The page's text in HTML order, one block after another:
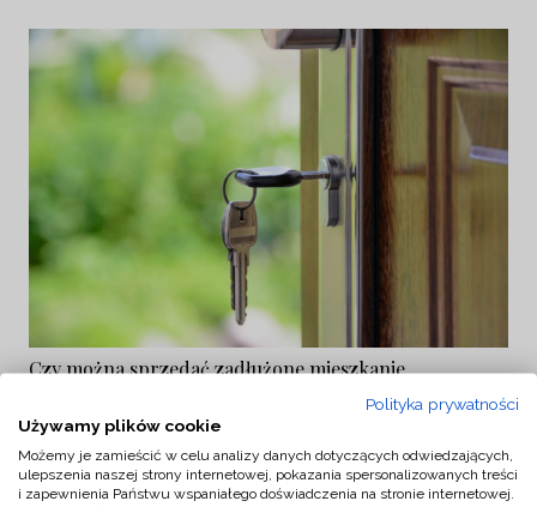
Czy można sprzedać zadłużone mieszkanie
Polityka prywatności
Używamy plików cookie
Możemy je zamieścić w celu analizy danych dotyczących odwiedzających,
ulepszenia naszej strony internetowej, pokazania spersonalizowanych treści
i zapewnienia Państwu wspaniałego doświadczenia na stronie internetowej.